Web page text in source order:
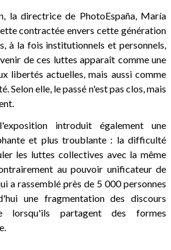
la directrice de PhotoEspaña, María
contractée envers cette génération
à la fois institutionnels et personnels,
de ces luttes apparaît comme une
libertés actuelles, mais aussi comme
Selon elle, le passé n'est pas clos, mais
introduit également une
et plus troublante : la difficulté
les luttes collectives avec la même
au pouvoir unificateur de
a rassemblé près de 5 000 personnes
une fragmentation des discours
lorsqu'ils partagent des formes